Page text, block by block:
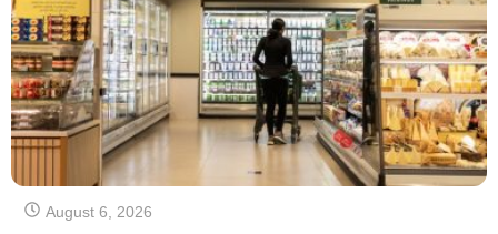
August 6, 2026